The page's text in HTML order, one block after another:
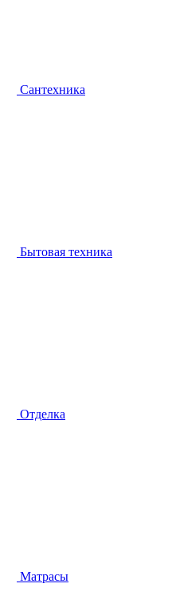
Сантехника
Бытовая техника
Отделка
Матрасы